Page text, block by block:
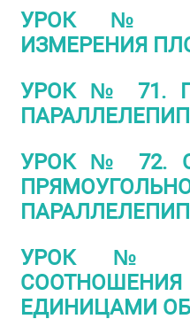
УРОК №
ИЗМЕРЕНИЯ
УРОК № 71.
УРОК № 72.
УРОК №
ЕДИНИЦАМИ